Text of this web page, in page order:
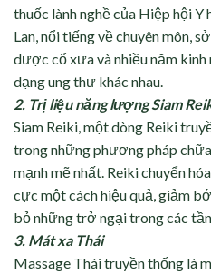
thuốc lành nghề của Hiệp hội
Lan, nổi tiếng về chuyên môn,
dược cổ xưa và nhiều năm
dạng ung thư khác nhau.
2.⁠ ⁠Trị liệu năng lượng Siam
Siam Reiki, một dòng Reiki
trong những phương pháp
mạnh mẽ nhất. Reiki chuyển
cực một cách hiệu quả, giảm
bỏ những trở ngại trong các
3.⁠ ⁠Mát xa Thái
Massage Thái truyền thống là